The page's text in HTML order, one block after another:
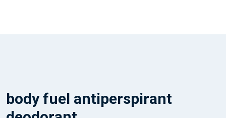
body fuel antiperspirant